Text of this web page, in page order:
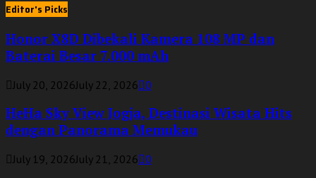
Editor's Picks
Honor X8D Dibekali Kamera 108 MP dan
Baterai Besar 7.000 mAh
July 20, 2026July 22, 2026 0
HeHa Sky View Jogja, Destinasi Wisata Hits
dengan Panorama Memukau
July 19, 2026July 21, 2026 0